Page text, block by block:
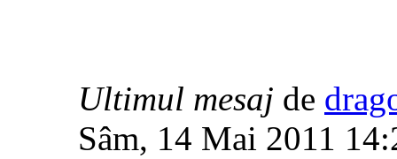
Ultimul mesaj de
Sâm, 14 Mai 2011